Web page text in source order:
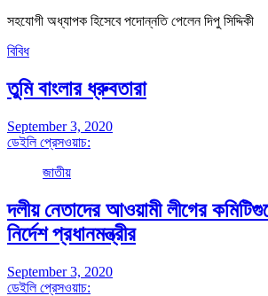
সহযোগী অধ্যাপক হিসেবে পদোন্নতি পেলেন দিপু সিদ্দিকী
বিবিধ
তুমি বাংলার ধ্রুবতারা
September 3, 2020
ডেইলি প্রেসওয়াচ:
জাতীয়
দলীয় নেতাদের আওয়ামী লীগের
নির্দেশ প্রধানমন্ত্রীর
September 3, 2020
ডেইলি প্রেসওয়াচ: